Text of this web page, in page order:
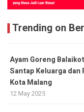
Trending on
Ayam Goreng
Santap Keluarga
Kota Malang
12 May 2025